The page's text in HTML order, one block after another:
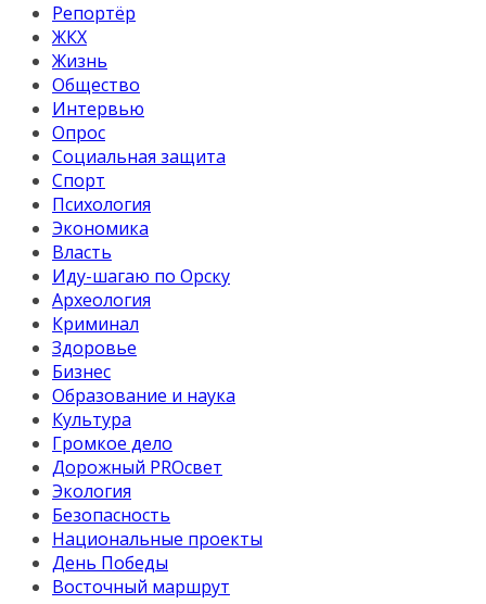
Репортёр
ЖКХ
Жизнь
Общество
Интервью
Опрос
Социальная защита
Спорт
Психология
Экономика
Власть
Иду-шагаю по Орску
Археология
Криминал
Здоровье
Бизнес
Образование и наука
Культура
Громкое дело
Дорожный PROсвет
Экология
Безопасность
Национальные проекты
День Победы
Восточный маршрут